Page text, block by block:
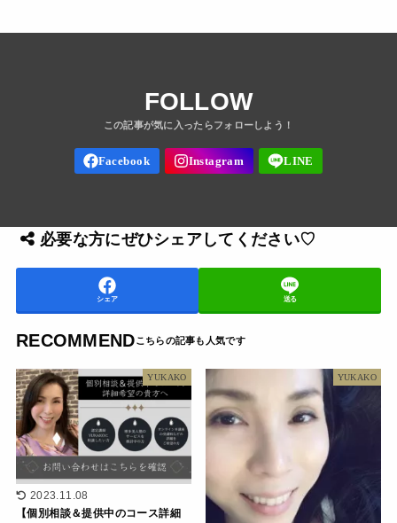
FOLLOW
必要な方にぜひシェアしてください♡
シェア 送る
RECOMMEND
YUKAKO
2023.11.08
【個別相談＆提供中のコース詳細
YUKAKO